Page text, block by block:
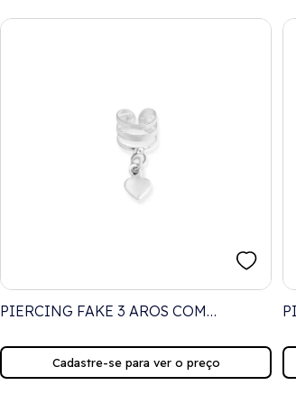
PIERCING FAKE 3 AROS COM
Cadastre-se para ver o preço